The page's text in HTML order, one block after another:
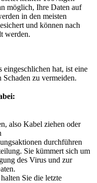
möglich, Ihre Daten auf
in den meisten
und können nach
werden.
eingeschlichen hat, ist eine
zu vermeiden.
also Kabel ziehen oder
durchführen
Sie kümmert sich um
des Virus und zur
Sie die letzte